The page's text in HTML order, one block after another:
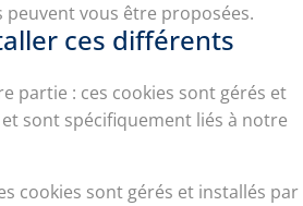
peuvent vous être proposées.
ces différents
partie : ces cookies sont gérés et
sont spécifiquement liés à notre
cookies sont gérés et installés par